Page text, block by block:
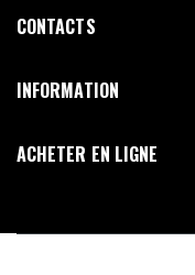
CONTACTS
INFORMATION
ACHETER EN LIGNE